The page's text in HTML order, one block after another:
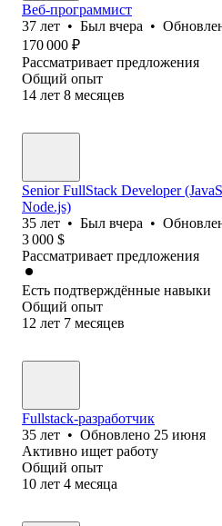
Веб-программист
37 лет • Был вчера •
170 000 ₽
Рассматривает предложения
Общий опыт
14 лет 8 месяцев
Senior FullStack Developer
Node.js)
35 лет • Был вчера •
3 000 $
Рассматривает предложения
Есть подтверждённые навыки
Общий опыт
12 лет 7 месяцев
Fullstack-разработчик
35 лет • Обновлено 25 июня
Активно ищет работу
Общий опыт
10 лет 4 месяца